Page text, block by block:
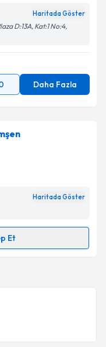
Haritada Göster
D:13A, Kat:1 No:4,
Daha Fazla
Haritada Göster
Et
ile